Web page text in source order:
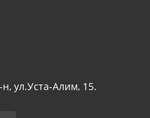
ул.Уста-Алим, 15.